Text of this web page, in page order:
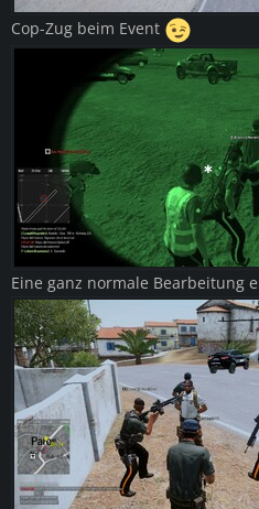
Cop-Zug beim Event
Eine ganz normale Bearbeitung